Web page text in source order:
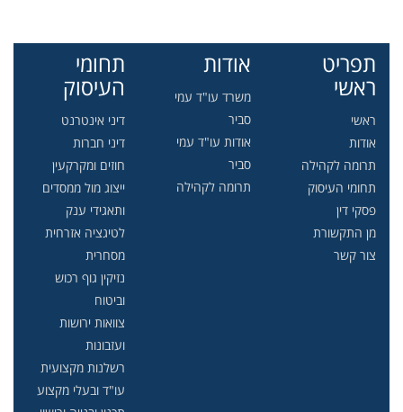
תפריט
ראשי
ראשי
אודות
תרומה לקהילה
תחומי העיסוק
פסקי דין
מן התקשורת
צור קשר
אודות
משרד עו"ד עמי
סביר
אודות עו"ד עמי
סביר
תרומה לקהילה
תחומי
העיסוק
דיני אינטרנט
דיני חברות
חוזים ומקרקעין
ייצוג מול ממסדים
ותאגידי ענק
לטיגציה אזרחית
מסחרית
נזיקין גוף רכוש
וביטוח
צוואות ירושות
ועזבונות
רשלנות מקצועית
עו"ד ובעלי מקצוע